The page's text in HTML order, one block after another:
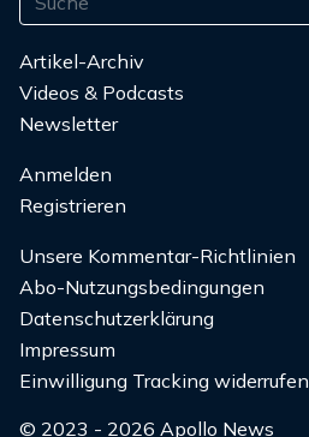
Artikel-Archiv
Videos & Podcasts
Newsletter
Anmelden
Registrieren
Unsere Kommentar-Richtlinien
Abo-Nutzungsbedingungen
Datenschutzerklärung
Impressum
Einwilligung Tracking widerrufen
© 2023 - 2026 Apollo News